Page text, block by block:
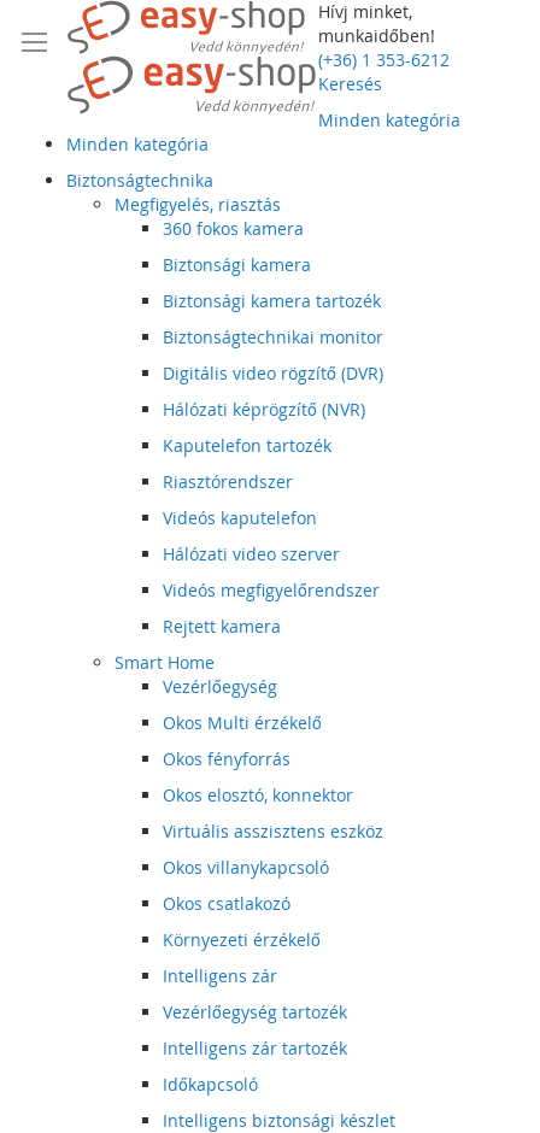
Hívj minket,
munkaidőben!
(+36) 1 353-6212
Keresés
Minden kategória
Minden kategória
Biztonságtechnika
Megfigyelés, riasztás
360 fokos kamera
Biztonsági kamera
Biztonsági kamera tartozék
Biztonságtechnikai monitor
Digitális video rögzítő (DVR)
Hálózati képrögzítő (NVR)
Kaputelefon tartozék
Riasztórendszer
Videós kaputelefon
Hálózati video szerver
Videós megfigyelőrendszer
Rejtett kamera
Smart Home
Vezérlőegység
Okos Multi érzékelő
Okos fényforrás
Okos elosztó, konnektor
Virtuális asszisztens eszköz
Okos villanykapcsoló
Okos csatlakozó
Környezeti érzékelő
Intelligens zár
Vezérlőegység tartozék
Intelligens zár tartozék
Időkapcsoló
Intelligens biztonsági készlet